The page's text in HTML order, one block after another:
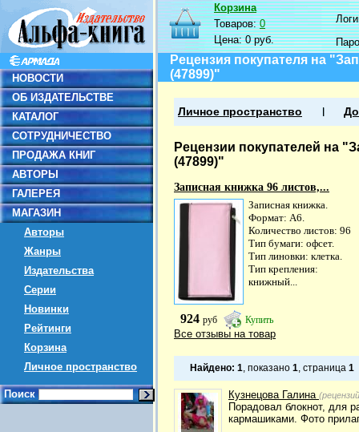
НОВОСТИ
ОБ ИЗДАТЕЛЬСТВЕ
КАТАЛОГ
СОТРУДНИЧЕСТВО
ПРОДАЖА КНИГ
АВТОРЫ
ГАЛЕРЕЯ
МАГАЗИН
Авторы
Жанры
Издательства
Серии
Новинки
Рейтинги
Корзина
Личное пространство
Поиск
Корзина
Товаров:0
Цена:0 руб.
Рецензия покупателя на
(47899)"
Личное пространство
Рецензии покупателей на
(47899)"
Записная книжка 96 листов,...
Записная книжка.
Формат: А6.
Количество листов: 96
Тип бумаги: офсет.
Тип линовки: клетка.
Тип крепления:
книжный...
924 руб Купить
Все отзывы на товар
Найдено: 1, показано 1, страница 1
Кузнецова Галина
Порадовал блокнот, для
кармашиками. Фото